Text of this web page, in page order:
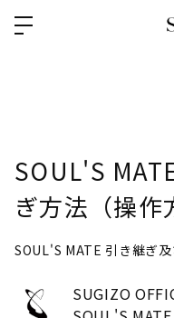
SOUL'S
ぎ方法（操作
SOUL'S MATE 引き継ぎ
SUGIZO